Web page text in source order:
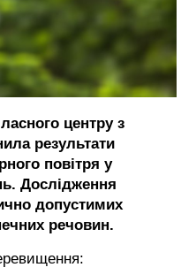
центру з
результати
повітря у
Дослідження
допустимих
речовин.